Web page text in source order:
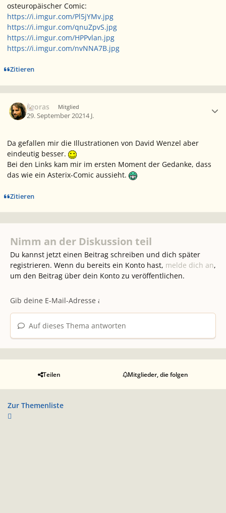
osteuropäischer Comic:
https://i.imgur.com/Pl5jYMv.jpg
https://i.imgur.com/qnuZpvS.jpg
https://i.imgur.com/HPPvlan.jpg
https://i.imgur.com/nvNNA7B.jpg
Zitieren
Feoras Mitglied
29. September 20214 J.
Da gefallen mir die Illustrationen von David Wenzel aber
eindeutig besser.
Bei den Links kam mir im ersten Moment der Gedanke, dass
das wie ein Asterix-Comic aussieht.
Zitieren
Nimm an der Diskussion teil
Du kannst jetzt einen Beitrag schreiben und dich später
registrieren. Wenn du bereits ein Konto hast, melde dich an,
um den Beitrag über dein Konto zu veröffentlichen.
Auf dieses Thema antworten
Teilen Mitglieder, die folgen
Zur Themenliste